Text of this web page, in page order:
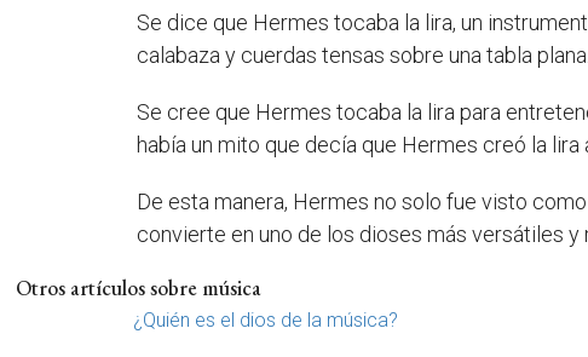
Se dice que Hermes tocaba la lira, un
calabaza y cuerdas tensas sobre una tabla plana.
Se cree que Hermes tocaba la lira para
había un mito que decía que Hermes creó la
De esta manera, Hermes no solo fue visto
convierte en uno de los dioses más versátiles
Otros artículos sobre música
¿Quién es el dios de la música?